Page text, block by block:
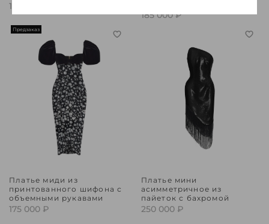
170 000 ₽
185 000 ₽
Предзаказ
Платье миди из
принтованного шифона с
объемными рукавами
175 000 ₽
Платье мини
асимметричное из
пайеток с бахромой
250 000 ₽